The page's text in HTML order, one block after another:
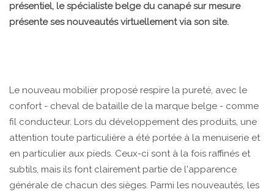
présentiel, le spécialiste belge du canapé sur mesure
présente ses nouveautés virtuellement via son site.
Le nouveau mobilier proposé respire la pureté, avec le
confort - cheval de bataille de la marque belge - comme
fil conducteur. Lors du développement des produits, une
attention toute particulière a été portée à la menuiserie et
en particulier aux pieds. Ceux-ci sont à la fois raffinés et
subtils, mais ils font clairement partie de l'apparence
générale de chacun des sièges. Parmi les nouveautés, les